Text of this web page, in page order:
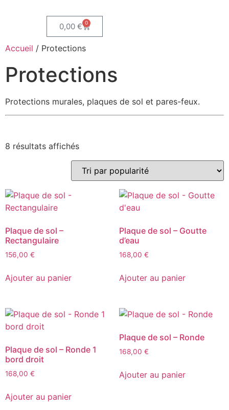
0,00€ 0
Accueil / Protections
Protections
Protections murales, plaques de sol et pares-feux.
8 résultats affichés
Plaque de sol –
Rectangulaire
156,00 €
Ajouter au panier
Plaque de sol – Goutte
d’eau
168,00 €
Ajouter au panier
Plaque de sol – Ronde 1
bord droit
168,00 €
Ajouter au panier
Plaque de sol – Ronde
168,00 €
Ajouter au panier